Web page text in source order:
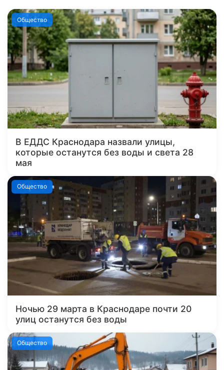
Общество
В ЕДДС Краснодара назвали улицы,
которые останутся без воды и света 28
мая
Общество
Ночью 29 марта в Краснодаре почти 20
улиц останутся без воды
Общество